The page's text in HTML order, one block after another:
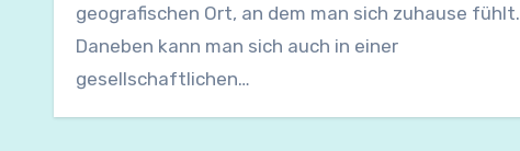
geografischen Ort, an dem man sich zuhause fühlt.
Daneben kann man sich auch in einer
gesellschaftlichen…